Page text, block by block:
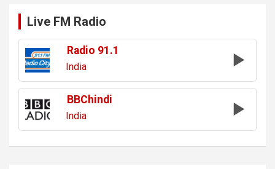
Live FM Radio
Radio 91.1
India
BBChindi
India